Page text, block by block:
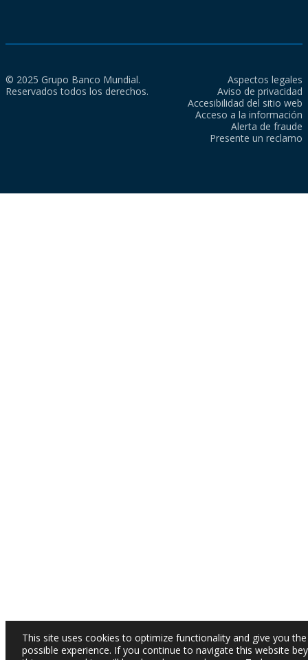
© 2025 Grupo Banco Mundial.
Reservados todos los derechos.
Aspectos legales
Aviso de privacidad
Accesibilidad del sitio web
Acceso a la información
Alerta de fraude
Presente un reclamo
This site uses cookies to optimize functionality and give you
possible experience. If you continue to navigate this website